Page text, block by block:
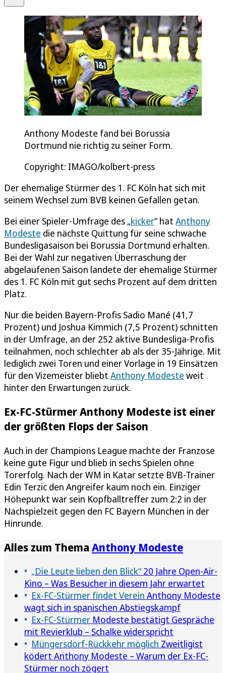
Anthony Modeste fand bei Borussia
Dortmund nie richtig zu seiner Form.
Copyright: IMAGO/kolbert-press
Der ehemalige Stürmer des 1. FC Köln hat sich mit
seinem Wechsel zum BVB keinen Gefallen getan.
Bei einer Spieler-Umfrage des „kicker“ hat Anthony
Modeste die nächste Quittung für seine schwache
Bundesligasaison bei Borussia Dortmund erhalten.
Bei der Wahl zur negativen Überraschung der
abgelaufenen Saison landete der ehemalige Stürmer
des 1. FC Köln mit gut sechs Prozent auf dem dritten
Platz.
Nur die beiden Bayern-Profis Sadio Mané (41,7
Prozent) und Joshua Kimmich (7,5 Prozent) schnitten
in der Umfrage, an der 252 aktive Bundesliga-Profis
teilnahmen, noch schlechter ab als der 35-Jährige. Mit
lediglich zwei Toren und einer Vorlage in 19 Einsätzen
für den Vizemeister bliebt Anthony Modeste weit
hinter den Erwartungen zurück.
Ex-FC-Stürmer Anthony Modeste ist einer
der größten Flops der Saison
Auch in der Champions League machte der Franzose
keine gute Figur und blieb in sechs Spielen ohne
Torerfolg. Nach der WM in Katar setzte BVB-Trainer
Edin Terzic den Angreifer kaum noch ein. Einziger
Höhepunkt war sein Kopfballtreffer zum 2:2 in der
Nachspielzeit gegen den FC Bayern München in der
Hinrunde.
Alles zum Thema Anthony Modeste
„Die Leute lieben den Blick“ 20 Jahre Open-Air-
Kino – Was Besucher in diesem Jahr erwartet
Ex-FC-Stürmer findet Verein Anthony Modeste
wagt sich in spanischen Abstiegskampf
Ex-FC-Stürmer Modeste bestätigt Gespräche
mit Revierklub – Schalke widerspricht
Müngersdorf-Rückkehr möglich Zweitligist
ködert Anthony Modeste – Warum der Ex-FC-
Stürmer noch zögert